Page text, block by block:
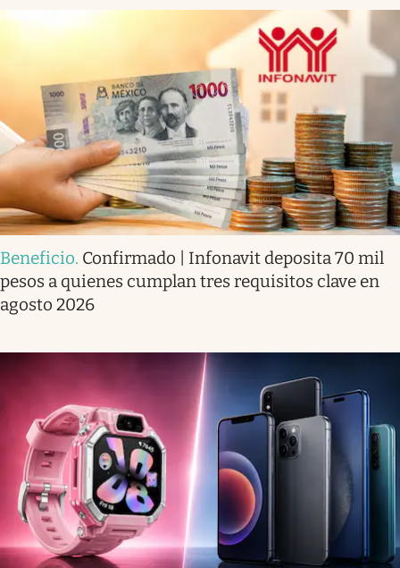
Beneficio. Confirmado | Infonavit deposita 70 mil
pesos a quienes cumplan tres requisitos clave en
agosto 2026